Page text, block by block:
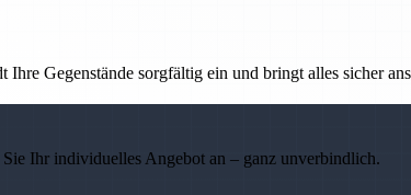
Gegenstände sorgfältig ein und bringt alles sicher
Ihr individuelles Angebot an – ganz unverbindlich.